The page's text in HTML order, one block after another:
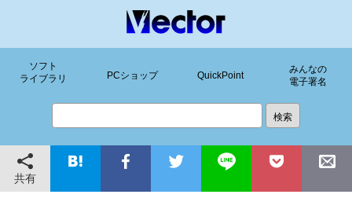
ソフト
ライブラリ
PCショップ QuickPoint
みんなの
電子署名
共有